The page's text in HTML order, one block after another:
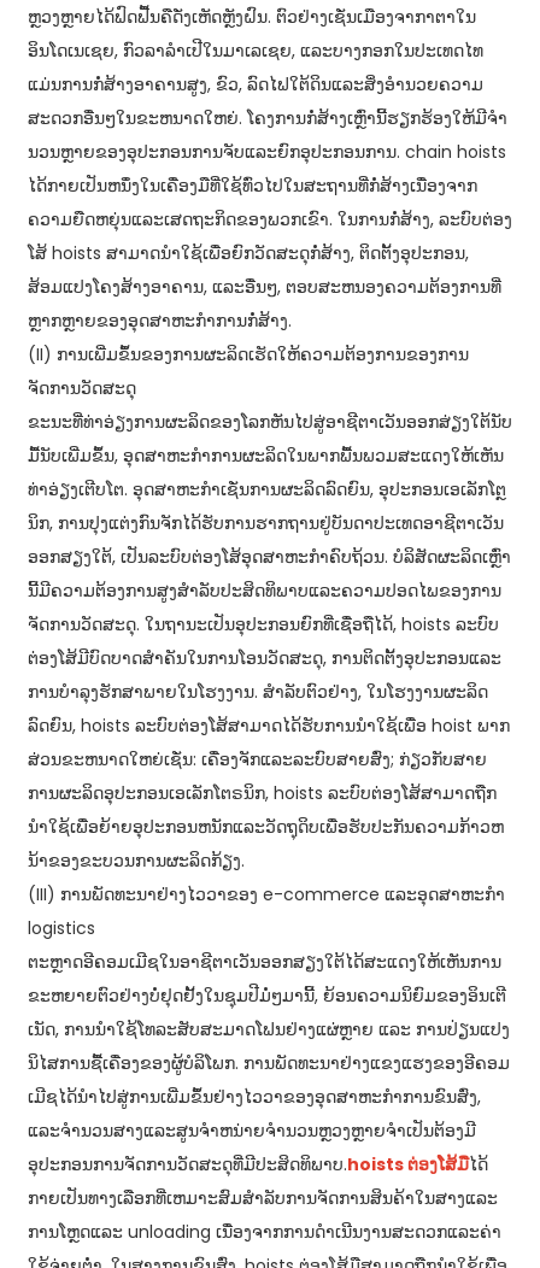
ຫຼວງ​ຫຼາຍ​ໄດ້​ຟົດ​ຟື້ນ​ຄື​ດັ່ງ​ເຫັດ​ຫຼັງ​ຝົນ. ຕົວຢ່າງເຊັ່ນເມືອງຈາກາຕາໃນ
ອິນໂດເນເຊຍ, ກົວລາລໍາເປີໃນມາເລເຊຍ, ແລະບາງກອກໃນປະເທດໄທ
ແມ່ນການກໍ່ສ້າງອາຄານສູງ, ຂົວ, ລົດໄຟໃຕ້ດິນແລະສິ່ງອໍານວຍຄວາມ
ສະດວກອື່ນໆໃນຂະຫນາດໃຫຍ່. ໂຄງ​ການ​ກໍ່​ສ້າງ​ເຫຼົ່າ​ນີ້​ຮຽກ​ຮ້ອງ​ໃຫ້​ມີ​ຈໍາ​
ນວນ​ຫຼາຍ​ຂອງ​ອຸ​ປະ​ກອນ​ການ​ຈັບ​ແລະ​ຍົກ​ອຸ​ປະ​ກອນ​ການ​. chain hoists
ໄດ້ກາຍເປັນຫນຶ່ງໃນເຄື່ອງມືທີ່ໃຊ້ທົ່ວໄປໃນສະຖານທີ່ກໍ່ສ້າງເນື່ອງຈາກ
ຄວາມຍືດຫຍຸ່ນແລະເສດຖະກິດຂອງພວກເຂົາ. ໃນການກໍ່ສ້າງ, ລະບົບຕ່ອງ
ໂສ້ hoists ສາມາດນໍາໃຊ້ເພື່ອຍົກວັດສະດຸກໍ່ສ້າງ, ຕິດຕັ້ງອຸປະກອນ,
ສ້ອມແປງໂຄງສ້າງອາຄານ, ແລະອື່ນໆ, ຕອບສະຫນອງຄວາມຕ້ອງການທີ່
ຫຼາກຫຼາຍຂອງອຸດສາຫະກໍາການກໍ່ສ້າງ.
(II) ການເພີ່ມຂຶ້ນຂອງການຜະລິດເຮັດໃຫ້ຄວາມຕ້ອງການຂອງການ
ຈັດການວັດສະດຸ
ຂະນະ​ທີ່​ທ່າ​ອ່ຽງ​ການ​ຜະລິດ​ຂອງ​ໂລກ​ຫັນ​ໄປ​ສູ່​ອາຊີ​ຕາ​ເວັນ​ອອກ​ສ່ຽງ​ໃຕ້​ນັບ​
ມື້​ນັບ​ເພີ່ມ​ຂຶ້ນ, ອຸດສາຫະກຳ​ການ​ຜະລິດ​ໃນ​ພາກ​ພື້ນ​ພວມ​ສະ​ແດງ​ໃຫ້​ເຫັນ​
ທ່າ​ອ່ຽງ​ເຕີບ​ໂຕ. ອຸດສາຫະກຳ​ເຊັ່ນ​ການ​ຜະລິດ​ລົດຍົນ, ອຸປະກອນ​ເອ​ເລັກ​ໂຕຼ
ນິກ, ການ​ປຸງ​ແຕ່ງ​ກົນ​ຈັກ​ໄດ້​ຮັບ​ການ​ຮາກ​ຖານ​ຢູ່​ບັນດາ​ປະ​ເທດ​ອາຊີ​ຕາ​ເວັນ​
ອອກສຽງ​ໃຕ້, ​ເປັນ​ລະບົບ​ຕ່ອງ​ໂສ້​ອຸດສາຫະກຳ​ຄົບ​ຖ້ວນ. ບໍລິສັດຜະລິດເຫຼົ່າ
ນີ້ມີຄວາມຕ້ອງການສູງສໍາລັບປະສິດທິພາບແລະຄວາມປອດໄພຂອງການ
ຈັດການວັດສະດຸ. ໃນຖານະເປັນອຸປະກອນຍົກທີ່ເຊື່ອຖືໄດ້, hoists ລະບົບ
ຕ່ອງໂສ້ມີບົດບາດສໍາຄັນໃນການໂອນວັດສະດຸ, ການຕິດຕັ້ງອຸປະກອນແລະ
ການບໍາລຸງຮັກສາພາຍໃນໂຮງງານ. ສໍາລັບຕົວຢ່າງ, ໃນໂຮງງານຜະລິດ
ລົດຍົນ, hoists ລະບົບຕ່ອງໂສ້ສາມາດໄດ້ຮັບການນໍາໃຊ້ເພື່ອ hoist ພາກ
ສ່ວນຂະຫນາດໃຫຍ່ເຊັ່ນ: ເຄື່ອງຈັກແລະລະບົບສາຍສົ່ງ; ກ່ຽວກັບສາຍ
ການຜະລິດອຸປະກອນເອເລັກໂຕຣນິກ, hoists ລະບົບຕ່ອງໂສ້ສາມາດຖືກ
ນໍາໃຊ້ເພື່ອຍ້າຍອຸປະກອນຫນັກແລະວັດຖຸດິບເພື່ອຮັບປະກັນຄວາມກ້າວຫ
ນ້າຂອງຂະບວນການຜະລິດກ້ຽງ.
(III) ການພັດທະນາຢ່າງໄວວາຂອງ e-commerce ແລະອຸດສາຫະກໍາ
logistics
ຕະຫຼາດອີຄອມເມີຊໃນອາຊີຕາເວັນອອກສຽງໃຕ້ໄດ້ສະແດງໃຫ້ເຫັນການ
ຂະຫຍາຍຕົວຢ່າງບໍ່ຢຸດຢັ້ງໃນຊຸມປີມໍ່ໆມານີ້, ຍ້ອນຄວາມນິຍົມຂອງອິນເຕີ
ເນັດ, ການນຳໃຊ້ໂທລະສັບສະມາດໂຟນຢ່າງແຜ່ຫຼາຍ ແລະ ການປ່ຽນແປງ
ນິໄສການຊື້ເຄື່ອງຂອງຜູ້ບໍລິໂພກ. ການພັດທະນາຢ່າງແຂງແຮງຂອງອີຄອມ
ເມີຊໄດ້ນໍາໄປສູ່ການເພີ່ມຂຶ້ນຢ່າງໄວວາຂອງອຸດສາຫະກໍາການຂົນສົ່ງ,
ແລະຈໍານວນສາງແລະສູນຈໍາຫນ່າຍຈໍານວນຫຼວງຫຼາຍຈໍາເປັນຕ້ອງມີ
ອຸປະກອນການຈັດການວັດສະດຸທີ່ມີປະສິດທິພາບ.hoists ຕ່ອງໂສ້ມືໄດ້
ກາຍເປັນທາງເລືອກທີ່ເຫມາະສົມສໍາລັບການຈັດການສິນຄ້າໃນສາງແລະ
ການໂຫຼດແລະ unloading ເນື່ອງຈາກການດໍາເນີນງານສະດວກແລະຄ່າ